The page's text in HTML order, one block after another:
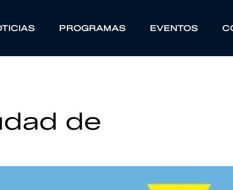
PROGRAMAS EVENTOS
de